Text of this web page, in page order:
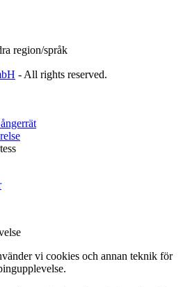
region/språk
- All rights reserved.
vi cookies och annan teknik för